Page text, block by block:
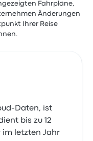
Fahrpläne,
Änderungen
Ihrer Reise
Daten, ist
bis zu 12
im letzten Jahr